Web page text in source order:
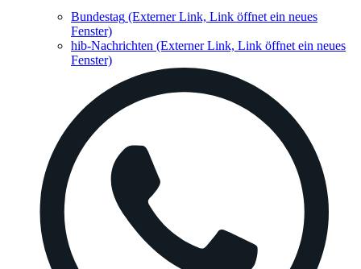
Bundestag (Externer Link, Link öffnet ein neues
Fenster)
hib-Nachrichten (Externer Link, Link öffnet ein neues
Fenster)